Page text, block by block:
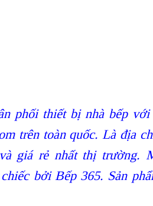
phối thiết bị nhà bếp
trên toàn quốc. Là địa
giá rẻ nhất thị trường.
bởi Bếp 365. Sản